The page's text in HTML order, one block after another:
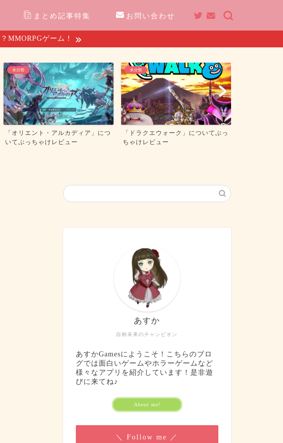
まとめ記事特集 お問い合わせ
MMORPGゲーム！
未分類
「オリエント・アルカディア」につ
いてぶっちゃけレビュー
未分類
「ドラクエウォーク」についてぶっ
ちゃけレビュー
自称未来のチャンピオン
あすか
あすかGamesにようこそ！こちらのブロ
グでは面白いゲームやホラーゲームなど
様々なアプリを紹介しています！是非遊
びに来てね♪
About me!
＼ Follow me ／